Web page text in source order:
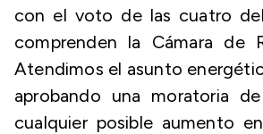
con el voto de las cuatro
comprenden la Cámara de
Atendimos el asunto
aprobando una moratoria
cualquier posible aumento